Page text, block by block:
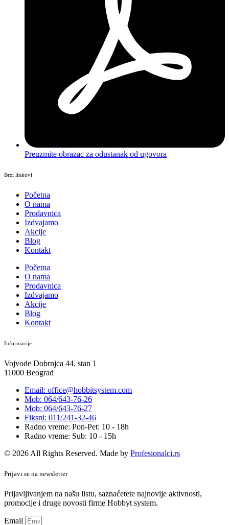
Preuzmite obrazac za odustanak od ugovora
Brzi linkovi
Početna
O nama
Prodavnica
Izdvajamo
Akcije
Blog
Kontakt
Početna
O nama
Prodavnica
Izdvajamo
Akcije
Blog
Kontakt
Informacije
Vojvode Dobrnjca 44, stan 1
11000 Beograd
Email: office@hobbitsystem.com
Mob: 064/643-76-26
Mob: 064/643-76-27
Fiksni: 011/241-32-46
Radno vreme: Pon-Pet: 10 - 18h
Radno vreme: Sub: 10 - 15h
© 2026 All Rights Reserved. Made by Profesionalci.rs
Prijavi se na newsletter
Prijavljivanjem na našu listu, saznaćetete najnovije aktivnosti,
promocije i druge novosti firme Hobbyt system.
Email